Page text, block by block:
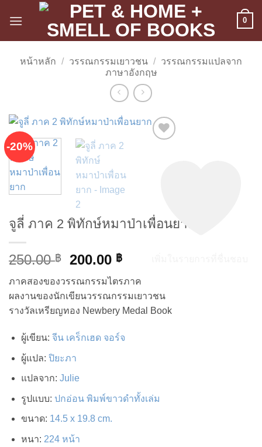
0
หน้าหลัก / วรรณกรรมเยาวชน /
วรรณกรรมแปลจาก
ภาษาอังกฤษ
-20%
จูลี่ ภาค 2 พิทักษ์หมาป่าเพื่อนยาก
250.00฿
Original
was:
250.00 ฿.
200.00 ฿Current
is:
200.00 ฿.
ภาคสองของวรรณกรรมไตรภาค
ผลงานของนักเขียนวรรณกรรมเยาวชน
รางวัลเหรียญทอง Newbery Medal Book
ผู้เขียน: จีน เคร็กเฮด จอร์จ
ผู้แปล: ปิยะภา
แปลจาก: Julie
รูปแบบ: ปกอ่อน พิมพ์ขาวดำทั้งเล่ม
ขนาด: 14.5 x 19.8 cm.
หนา: 224 หน้า